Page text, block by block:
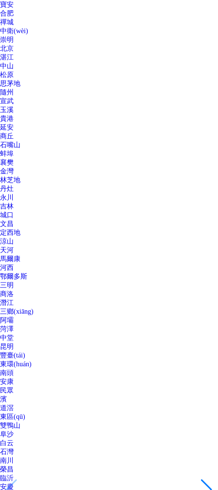
寶安
合肥
禪城
中衛(wèi)
崇明
北京
湛江
中山
松原
思茅地
隨州
宣武
玉溪
貴港
延安
商丘
石嘴山
蚌埠
襄樊
金灣
林芝地
丹灶
永川
吉林
城口
文昌
定西地
涼山
天河
馬爾康
河西
鄂爾多斯
三明
商洛
潛江
三鄉(xiāng)
阿壩
菏澤
中堂
昆明
豐臺(tái)
東環(huán)
南頭
安康
民眾
濱
道滘
東區(qū)
雙鴨山
阜沙
白云
石灣
南川
榮昌
臨沂
安慶